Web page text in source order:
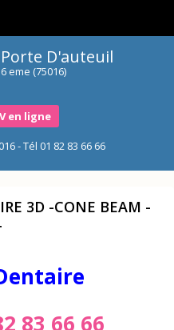
D'auteuil
eme (75016)
en ligne
- Tél 01 82 83 66 66
3D -CONE BEAM -
83 66 66